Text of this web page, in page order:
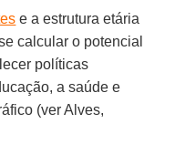
e a estrutura etária
calcular o potencial
políticas
a saúde e
(ver Alves,